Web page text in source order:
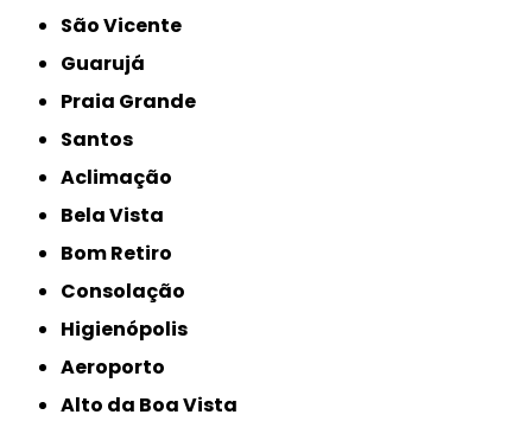
São Vicente
Guarujá
Praia Grande
Santos
Aclimação
Bela Vista
Bom Retiro
Consolação
Higienópolis
Aeroporto
Alto da Boa Vista